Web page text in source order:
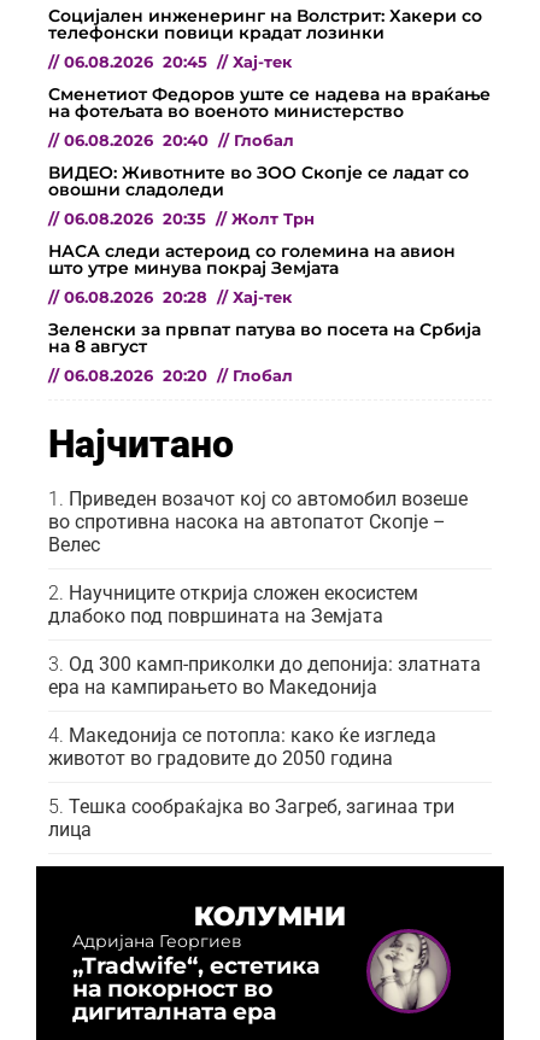
Социјален инженеринг на Волстрит: Хакери со
телефонски повици крадат лозинки
// 06.08.2026 20:45 // Хај-тек
Сменетиот Федоров уште се надева на враќање
на фотељата во военото министерство
// 06.08.2026 20:40 // Глобал
ВИДЕО: Животните во ЗОО Скопје се ладат со
овошни сладоледи
// 06.08.2026 20:35 // Жолт Трн
НАСА следи астероид со големина на авион
што утре минува покрај Земјата
// 06.08.2026 20:28 // Хај-тек
Зеленски за првпат патува во посета на Србија
на 8 август
// 06.08.2026 20:20 // Глобал
Најчитано
Приведен возачот кој со автомобил возеше
во спротивна насока на автопатот Скопје –
Велес
Научниците открија сложен екосистем
длабоко под површината на Земјата
Од 300 камп-приколки до депонија: златната
ера на кампирањето во Македонија
Македонија се потопла: како ќе изгледа
животот во градовите до 2050 година
Тешка сообраќајка во Загреб, загинаа три
лица
КОЛУМНИ
Адријана Георгиев
„Tradwife“, естетика
на покорност во
дигиталната ера